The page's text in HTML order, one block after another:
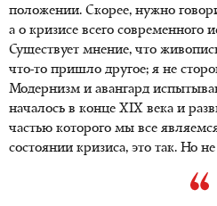
положении. Скорее, нужно
а о кризисе всего современного
Существует мнение, что
что-то пришло другое; я не
Модернизм и авангард
началось в конце XIX века и
частью которого мы все
состоянии кризиса, это так. Но